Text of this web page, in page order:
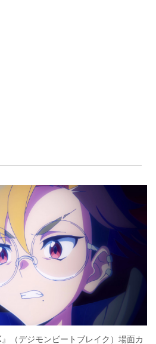
（デジモンビートブレイク）場面カ